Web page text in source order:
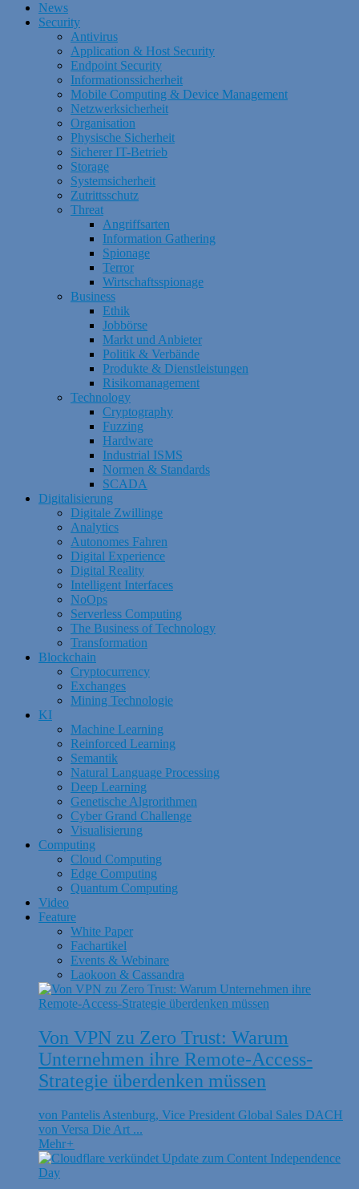
News
Security
Antivirus
Application & Host Security
Endpoint Security
Informationssicherheit
Mobile Computing & Device Management
Netzwerksicherheit
Organisation
Physische Sicherheit
Sicherer IT-Betrieb
Storage
Systemsicherheit
Zutrittsschutz
Threat
Angriffsarten
Information Gathering
Spionage
Terror
Wirtschaftsspionage
Business
Ethik
Jobbörse
Markt und Anbieter
Politik & Verbände
Produkte & Dienstleistungen
Risikomanagement
Technology
Cryptography
Fuzzing
Hardware
Industrial ISMS
Normen & Standards
SCADA
Digitalisierung
Digitale Zwillinge
Analytics
Autonomes Fahren
Digital Experience
Digital Reality
Intelligent Interfaces
NoOps
Serverless Computing
The Business of Technology
Transformation
Blockchain
Cryptocurrency
Exchanges
Mining Technologie
KI
Machine Learning
Reinforced Learning
Semantik
Natural Language Processing
Deep Learning
Genetische Algrorithmen
Cyber Grand Challenge
Visualisierung
Computing
Cloud Computing
Edge Computing
Quantum Computing
Video
Feature
White Paper
Fachartikel
Events & Webinare
Laokoon & Cassandra
Von VPN zu Zero Trust: Warum
Unternehmen ihre Remote-Access-
Strategie überdenken müssen
von Pantelis Astenburg, Vice President Global Sales DACH
von Versa Die Art ...
Mehr+